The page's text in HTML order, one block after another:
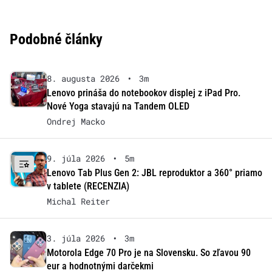
Podobné články
8. augusta 2026 •
3m
Lenovo prináša do notebookov displej z iPad Pro.
Nové Yoga stavajú na Tandem OLED
Ondrej Macko
9. júla 2026 •
5m
Lenovo Tab Plus Gen 2: JBL reproduktor a 360° priamo
v tablete (RECENZIA)
Michal Reiter
3. júla 2026 •
3m
Motorola Edge 70 Pro je na Slovensku. So zľavou 90
eur a hodnotnými darčekmi